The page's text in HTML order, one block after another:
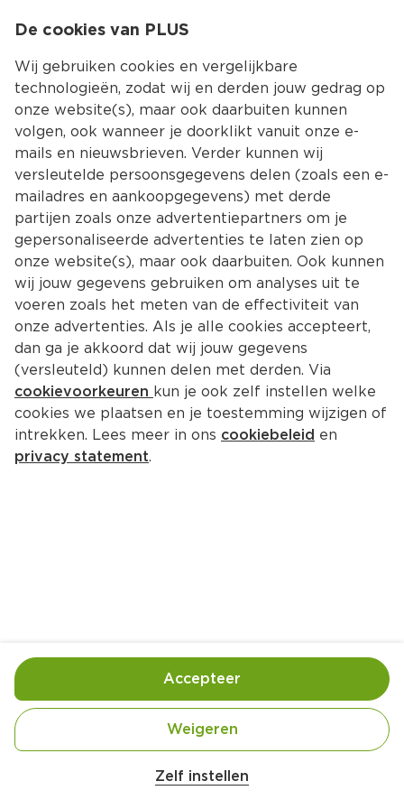
Kies jouw
Terug Producten
Johnnie Walker Black
Per Fles 1000 ml
Handige informatie over dit product
Aan mensen onder 18 jaar verkopen wij geen
De cookies van PLUS
Wij gebruiken cookies en vergelijkbare
technologieën, zodat wij en derden jouw gedrag op
onze website(s), maar ook daarbuiten kunnen
volgen, ook wanneer je doorklikt vanuit onze e-
mails en nieuwsbrieven. Verder kunnen wij
versleutelde persoonsgegevens delen (zoals een e-
mailadres en aankoopgegevens) met derde
partijen zoals onze advertentiepartners om je
gepersonaliseerde advertenties te laten zien op
onze website(s), maar ook daarbuiten. Ook kunnen
wij jouw gegevens gebruiken om analyses uit te
voeren zoals het meten van de effectiviteit van
onze advertenties. Als je alle cookies accepteert,
dan ga je akkoord dat wij jouw gegevens
(versleuteld) kunnen delen met derden. Via
cookievoorkeuren kun je ook zelf instellen welke
cookies we plaatsen en je toestemming wijzigen of
intrekken. Lees meer in ons cookiebeleid en
privacy statement.
Zelf instellen
Weigeren
Accepteer